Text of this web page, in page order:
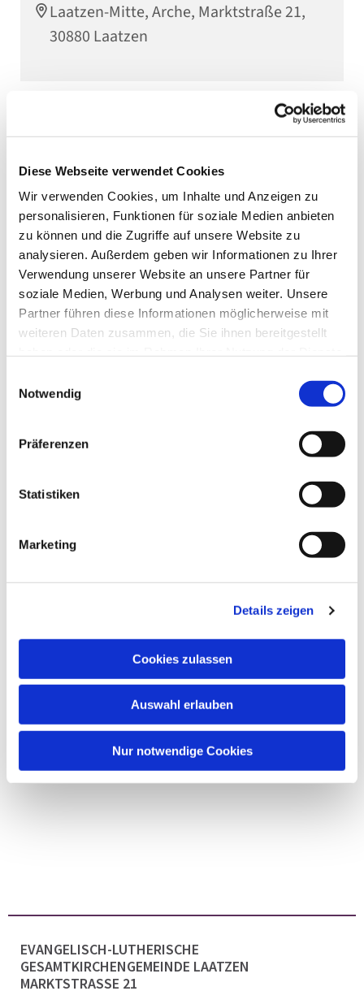
Diese Webseite verwendet Cookies
Wir verwenden Cookies, um Inhalte und Anzeigen zu
personalisieren, Funktionen für soziale Medien anbieten
zu können und die Zugriffe auf unsere Website zu
analysieren. Außerdem geben wir Informationen zu Ihrer
Verwendung unserer Website an unsere Partner für
soziale Medien, Werbung und Analysen weiter. Unsere
Partner führen diese Informationen möglicherweise mit
weiteren Daten zusammen, die Sie ihnen bereitgestellt
Notwendig
Präferenzen
Statistiken
Marketing
Details zeigen
Cookies zulassen
Auswahl erlauben
Nur notwendige Cookies
Laatzen-Mitte, Arche, Marktstraße 21,
30880 Laatzen
EVANGELISCH-LUTHERISCHE
GESAMTKIRCHENGEMEINDE LAATZEN
MARKTSTRASSE 21